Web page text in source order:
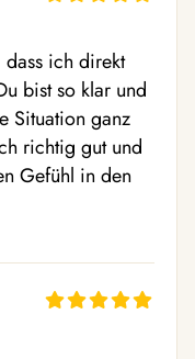
ich direkt
bist so klar und
Situation ganz
richtig gut und
Gefühl in den